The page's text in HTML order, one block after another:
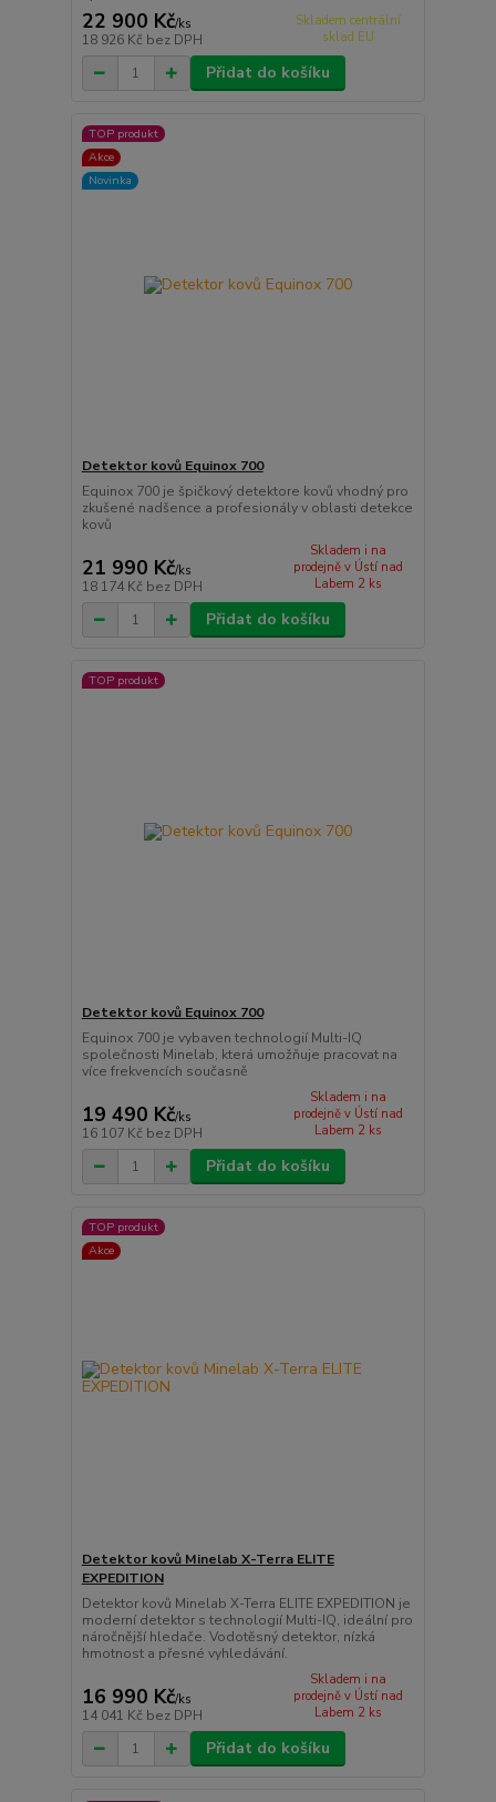
22 900 Kč/ks
18 926 Kč bez DPH
Skladem centrální
sklad EU
Přidat do košíku
TOP produkt
Akce
Novinka
Detektor kovů Equinox 700
Equinox 700 je špičkový detektore kovů vhodný pro
zkušené nadšence a profesionály v oblasti detekce
kovů
21 990 Kč/ks
18 174 Kč bez DPH
Skladem i na
prodejně v Ústí nad
Labem 2 ks
Přidat do košíku
TOP produkt
Detektor kovů Equinox 700
Equinox 700 je vybaven technologií Multi-IQ
společnosti Minelab, která umožňuje pracovat na
více frekvencích současně
19 490 Kč/ks
16 107 Kč bez DPH
Skladem i na
prodejně v Ústí nad
Labem 2 ks
Přidat do košíku
TOP produkt
Akce
Detektor kovů Minelab X-Terra ELITE
EXPEDITION
Detektor kovů Minelab X-Terra ELITE EXPEDITION je
moderní detektor s technologií Multi-IQ, ideální pro
náročnější hledače. Vodotěsný detektor, nízká
hmotnost a přesné vyhledávání.
16 990 Kč/ks
14 041 Kč bez DPH
Skladem i na
prodejně v Ústí nad
Labem 2 ks
Přidat do košíku